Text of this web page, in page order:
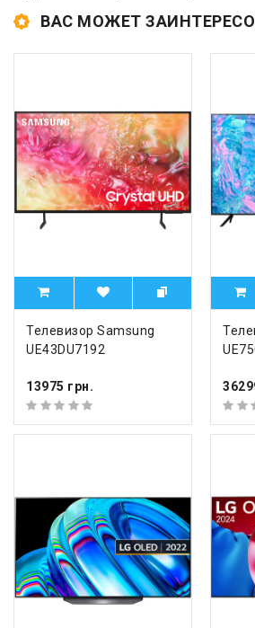
ВАС МОЖЕТ
Телевизор Samsung
UE43DU7192
13975 грн.